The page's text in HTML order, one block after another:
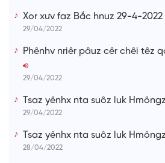
Xor xưv faz Bắc hnuz 29-4-2022
29/04/2022
Phênhv nriêr pâuz cêr chêi têz
29/04/2022
Tsaz yênhx nta suôz luk
29/04/2022
Tsaz yênhx nta suôz luk
28/04/2022